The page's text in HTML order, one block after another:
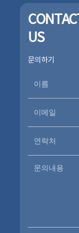
US
문의하기
문의내용